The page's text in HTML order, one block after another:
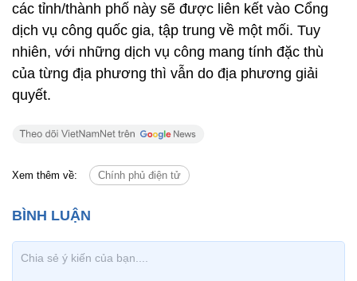
các tỉnh/thành phố này sẽ được liên kết vào Cổng
dịch vụ công quốc gia, tập trung về một mối. Tuy
nhiên, với những dịch vụ công mang tính đặc thù
của từng địa phương thì vẫn do địa phương giải
quyết.
Xem thêm về: Chính phủ điện tử